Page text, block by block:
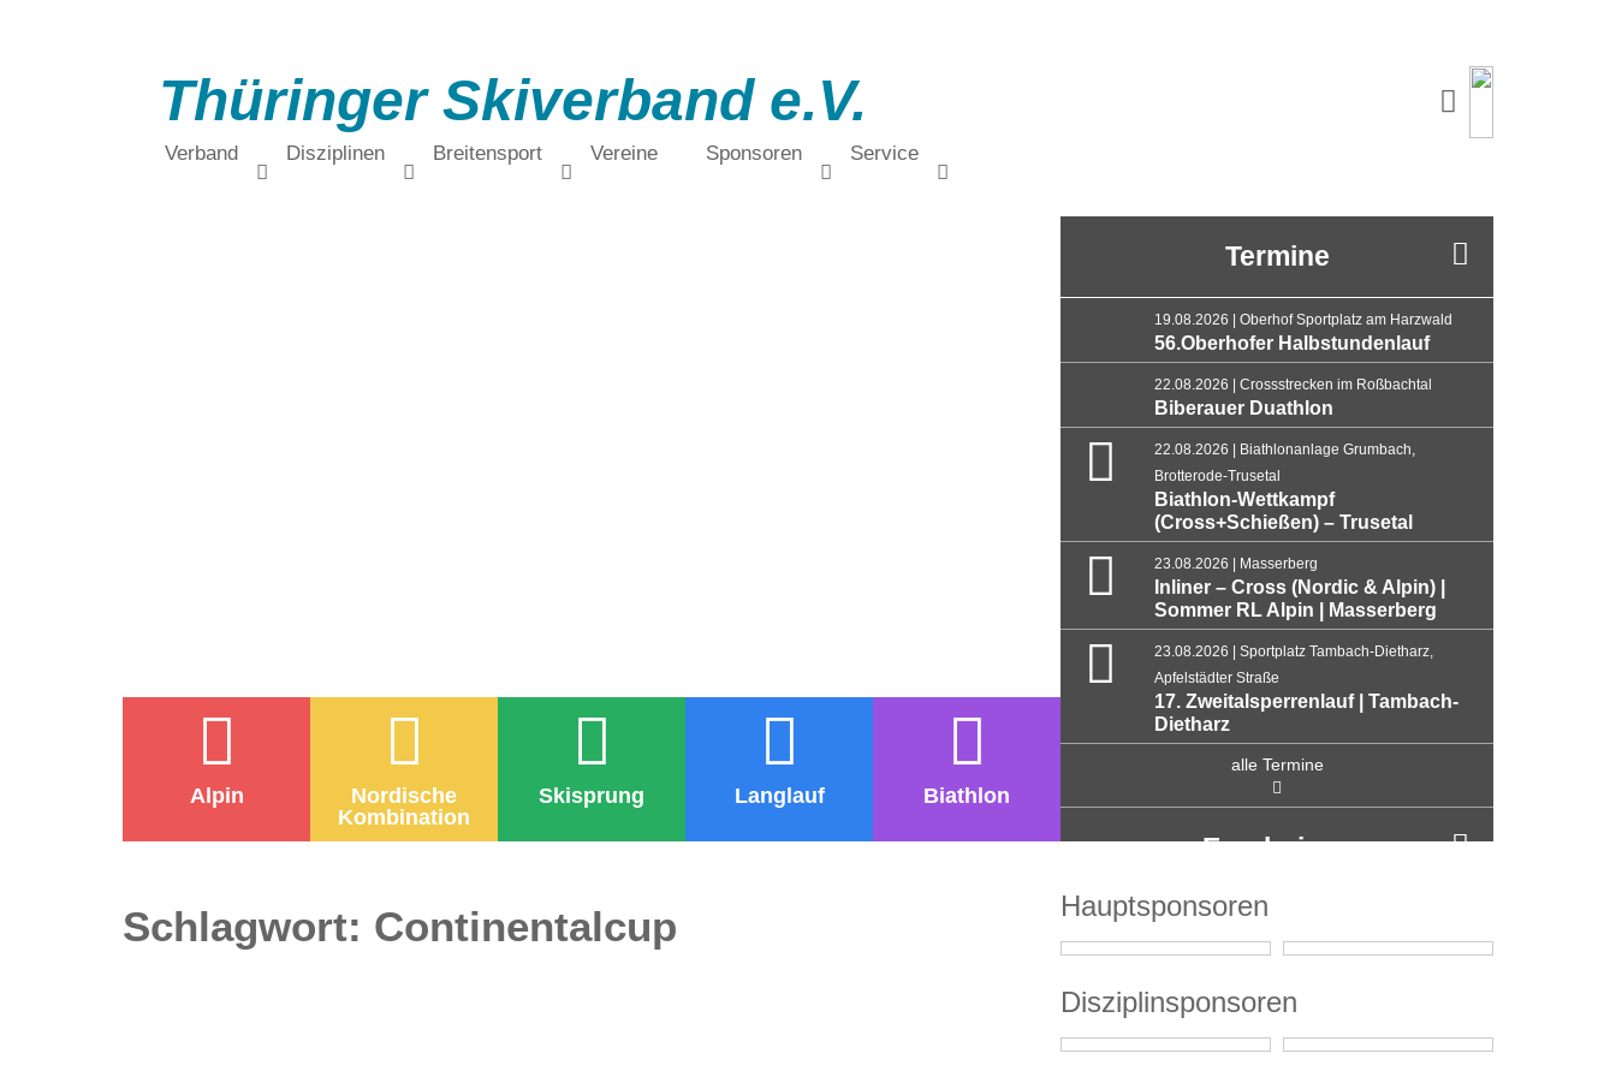
Thüringer Skiverband e.V.
Verband Disziplinen Breitensport Vereine Sponsoren Service
Alpin
Nordische
Kombination
Skisprung Langlauf Biathlon
Termine
19.08.2026 | Oberhof Sportplatz am Harzwald
56.Oberhofer Halbstundenlauf
22.08.2026 | Crossstrecken im Roßbachtal
Biberauer Duathlon
22.08.2026 | Biathlonanlage Grumbach,
Brotterode-Trusetal
Biathlon-Wettkampf
(Cross+Schießen) – Trusetal
23.08.2026 | Masserberg
Inliner – Cross (Nordic & Alpin) |
Sommer RL Alpin | Masserberg
23.08.2026 | Sportplatz Tambach-Dietharz,
Apfelstädter Straße
17. Zweitalsperrenlauf | Tambach-
Dietharz
alle Termine
Ergebnisse
Schlagwort: Continentalcup Hauptsponsoren
Disziplinsponsoren